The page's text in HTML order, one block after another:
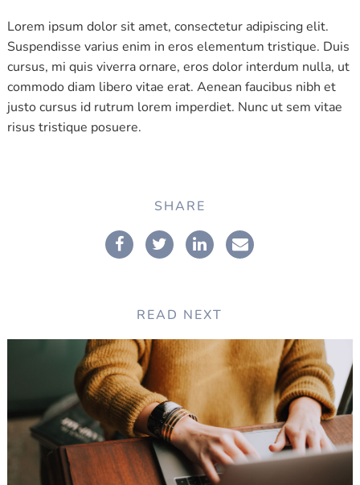
Lorem ipsum dolor sit amet, consectetur adipiscing elit.
Suspendisse varius enim in eros elementum tristique. Duis
cursus, mi quis viverra ornare, eros dolor interdum nulla, ut
commodo diam libero vitae erat. Aenean faucibus nibh et
justo cursus id rutrum lorem imperdiet. Nunc ut sem vitae
risus tristique posuere.
SHARE
READ NEXT